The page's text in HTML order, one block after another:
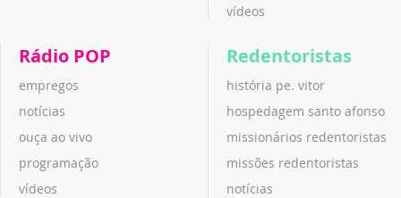
vídeos
Rádio POP
empregos
notícias
ouça ao vivo
programação
vídeos
Redentoristas
história pe. vitor
hospedagem santo afonso
missionários redentoristas
missões redentoristas
notícias